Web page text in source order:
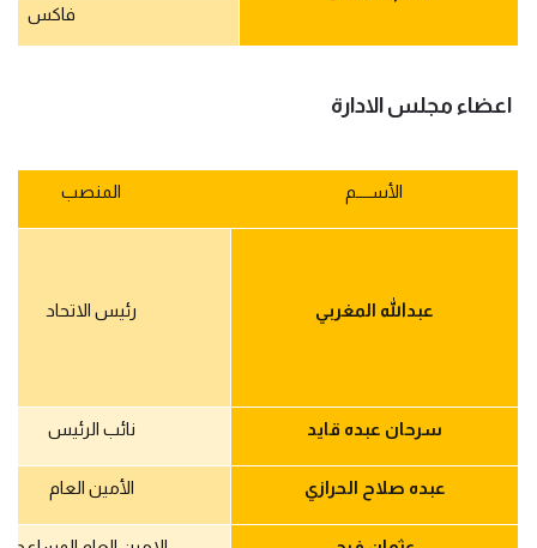
فاكس
اعضاء مجلس الادارة
الأســــم المنصب
عبدالله المغربي رئيس الاتحاد
سرحان عبده قايد نائب الرئيس
عبده صلاح الحرازي الأمين العام